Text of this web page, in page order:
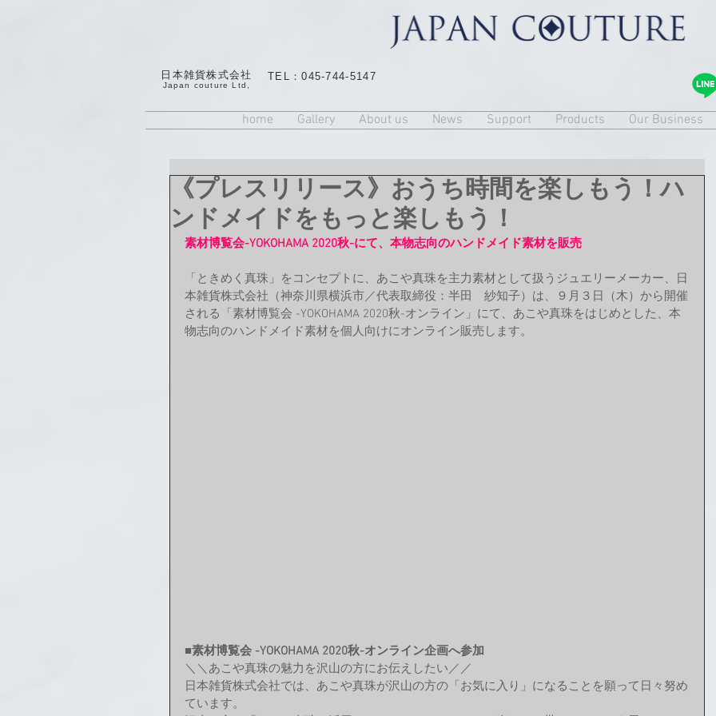
日本雑貨株式会社
​Japan couture Ltd,
TEL：045-744-5147
home Gallery About us News Support Products Our Business
《プレスリリース》おうち時間を楽しもう！ハ
ンドメイドをもっと楽しもう！
素材博覧会-YOKOHAMA 2020秋-にて、本物志向のハンドメイド素材を販売
「ときめく真珠」をコンセプトに、あこや真珠を主力素材として扱うジュエリーメーカー、日
本雑貨株式会社（神奈川県横浜市／代表取締役：半田　紗知子）は、９月３日（木）から開催
される「素材博覧会 -YOKOHAMA 2020秋-オンライン」にて、あこや真珠をはじめとした、本
物志向のハンドメイド素材を個人向けにオンライン販売します。
■素材博覧会 -YOKOHAMA 2020秋-オンライン企画へ参加
＼＼あこや真珠の魅力を沢山の方にお伝えしたい／／
日本雑貨株式会社では、あこや真珠が沢山の方の「お気に入り」になることを願って日々努め
ています。